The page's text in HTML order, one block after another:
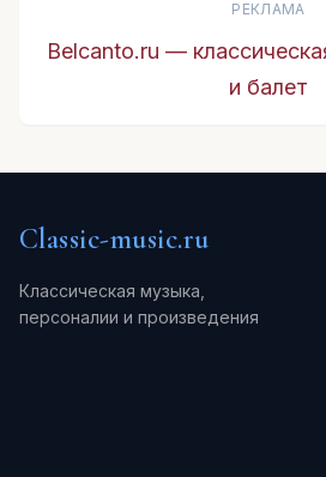
РЕКЛАМА
Belcanto.ru —
и балет
Classic-music.ru
Классическая музыка,
персоналии и произведения